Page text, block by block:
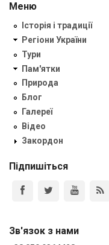
Меню
Історія і традиції
Регіони України
Тури
Пам'ятки
Природа
Блог
Галереї
Відео
Закордон
Підпишіться
Зв'язок з нами